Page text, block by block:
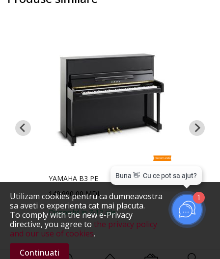
Utilizam cookies pentru ca dumneavostra
sa aveti o experienta cat mai placuta.
To comply with the new e-Privacy
directive, you agree to the privacy policy
and our use of cookies.
Continuati
Precomandă
YAMAHA B3 PE
149.990,00 MDL
Disponibil în 7-12 zile
1